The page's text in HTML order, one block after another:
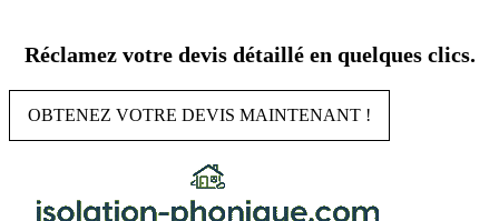
contenu
Réclamez votre devis détaillé en quelques clics.
OBTENEZ VOTRE DEVIS MAINTENANT !